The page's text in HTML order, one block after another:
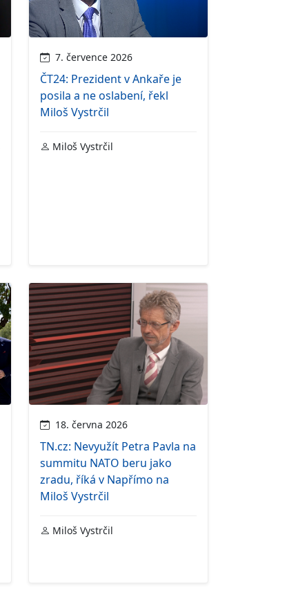
7. července 2026
ČT24: Prezident v Ankaře je
posila a ne oslabení, řekl
Miloš Vystrčil
Miloš Vystrčil
18. června 2026
TN.cz: Nevyužít Petra Pavla na
summitu NATO beru jako
zradu, říká v Napřímo na
Miloš Vystrčil
Miloš Vystrčil